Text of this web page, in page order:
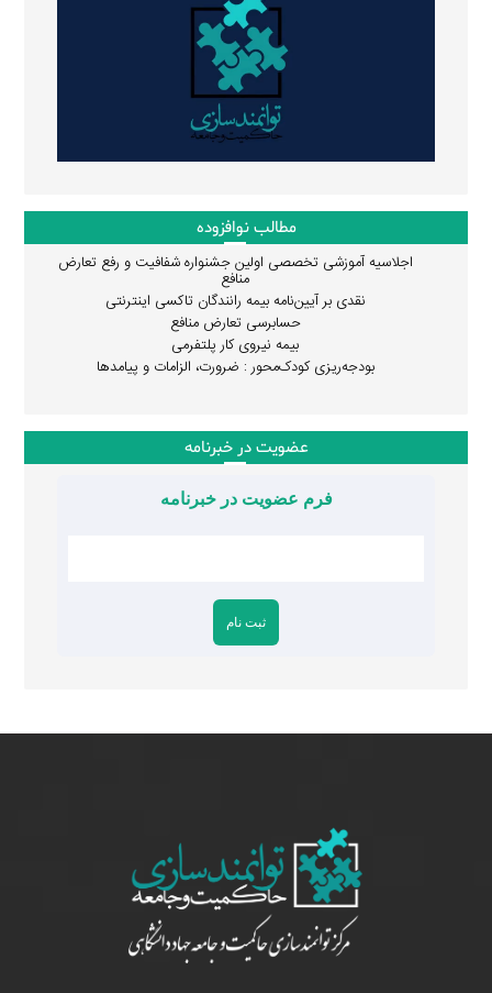
مطالب نوافزوده
اجلاسیه آموزشی تخصصی اولین جشنواره شفافیت و رفع تعارض
منافع
نقدی بر آیین‌نامه بیمه رانندگان تاکسی اینترنتی
حسابرسی تعارض منافع
بیمه نیروی کار پلتفرمی
بودجه‌ریزی کودک‌محور : ضرورت، الزامات و پیامدها
عضویت در خبرنامه
فرم عضویت در خبرنامه